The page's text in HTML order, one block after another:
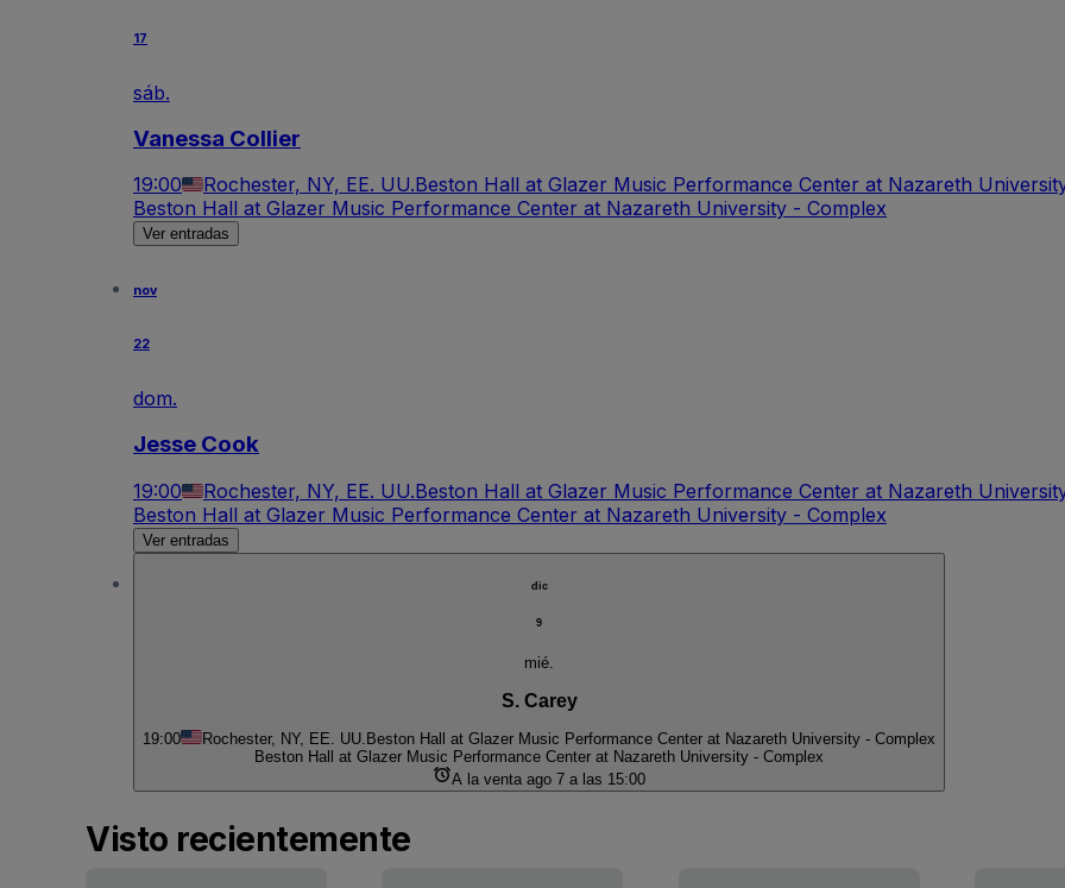
17
sáb.
Vanessa Collier
19:00 Rochester, NY, EE. UU.Beston Hall at Glazer Music Performance Center at Nazareth
Beston Hall at Glazer Music Performance Center at Nazareth University - Complex
Ver entradas
nov
22
dom.
Jesse Cook
19:00 Rochester, NY, EE. UU.Beston Hall at Glazer Music Performance Center at Nazareth
Beston Hall at Glazer Music Performance Center at Nazareth University - Complex
Ver entradas
dic
9
mié.
S. Carey
19:00 Rochester, NY, EE. UU. Beston Hall at Glazer Music Performance Center at Nazareth University - Complex
Beston Hall at Glazer Music Performance Center at Nazareth University - Complex
A la venta ago 7 a las 15:00
Visto recientemente